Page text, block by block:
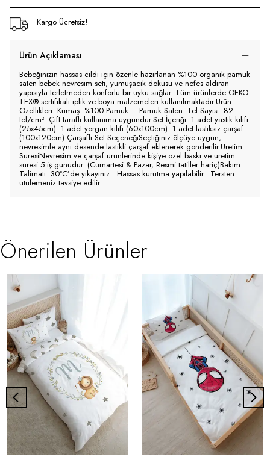
Kargo Ücretsiz!
Ürün Açıklaması
Bebeğinizin hassas cildi için özenle hazırlanan %100 organik pamuk
saten bebek nevresim seti, yumuşacık dokusu ve nefes aldıran
yapısıyla terletmeden konforlu bir uyku sağlar. Tüm ürünlerde OEKO-
TEX® sertifikalı iplik ve boya malzemeleri kullanılmaktadır.Ürün
Özellikleri• Kumaş: %100 Pamuk – Pamuk Saten• Tel Sayısı: 82
tel/cm²• Çift taraflı kullanıma uygundur.Set İçeriği• 1 adet yastık kılıfı
(25x45cm)• 1 adet yorgan kılıfı (60x100cm)• 1 adet lastiksiz çarşaf
(100x120cm) Çarşaflı Set SeçeneğiSeçtiğiniz ölçüye uygun,
nevresimle aynı desende lastikli çarşaf eklenerek gönderilir.Üretim
SüresiNevresim ve çarşaf ürünlerinde kişiye özel baskı ve üretim
süresi 5 iş günüdür. (Cumartesi & Pazar, Resmi tatiller hariç)Bakım
Talimatı• 30°C’de yıkayınız.• Hassas kurutma yapılabilir.• Tersten
ütülemeniz tavsiye edilir.
Önerilen Ürünler